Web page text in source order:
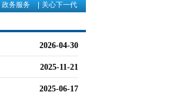
政务服务 关心下一代
2026-04-30
2025-11-21
2025-06-17